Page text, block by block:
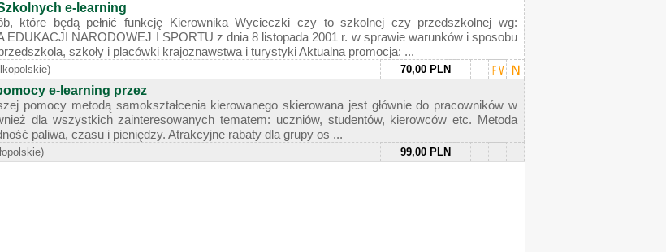
e-learning
które będą pełnić funkcję Kierownika Wycieczki czy to szkolnej czy przedszkolnej wg:
EDUKACJI NARODOWEJ I SPORTU z dnia 8 listopada 2001 r. w sprawie warunków i sposobu
szkoły i placówki krajoznawstwa i turystyki Aktualna promocja: ...
70,00 PLN
e-learning przez
pomocy metodą samokształcenia kierowanego skierowana jest głównie do pracowników w
dla wszystkich zainteresowanych tematem: uczniów, studentów, kierowców etc. Metoda
paliwa, czasu i pieniędzy. Atrakcyjne rabaty dla grupy os ...
99,00 PLN